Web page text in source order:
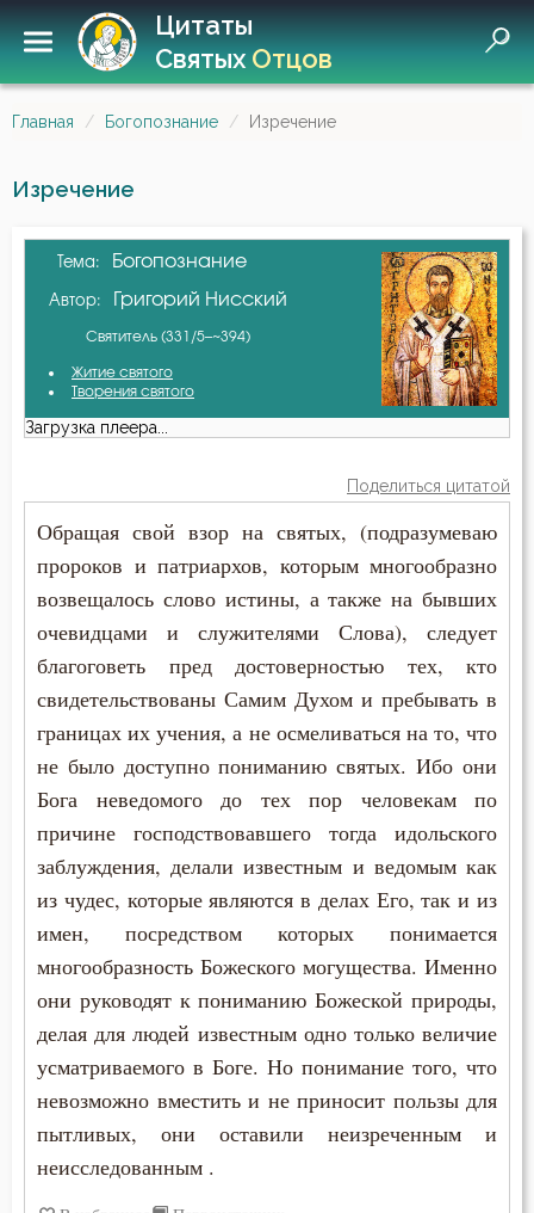
Цитаты
СвятыхОтцов
Главная Богопознание Изречение
Изречение
Тема: Богопознание
Автор: Григорий Нисский
Святитель (331/5–~394)
Житие святого
Творения святого
Загрузка плеера...
Поделиться цитатой
Обращая свой взор на святых, (подразумеваю
пророков и патриархов, которым многообразно
возвещалось слово истины, а также на бывших
очевидцами и служителями Слова), следует
благоговеть пред достоверностью тех, кто
свидетельствованы Самим Духом и пребывать в
границах их учения, а не осмеливаться на то, что
не было доступно пониманию святых. Ибо они
Бога неведомого до тех пор человекам по
причине господствовавшего тогда идольского
заблуждения, делали известным и ведомым как
из чудес, которые являются в делах Его, так и из
имен, посредством которых понимается
многообразность Божеского могущества. Именно
они руководят к пониманию Божеской природы,
делая для людей известным одно только величие
усматриваемого в Боге. Но понимание того, что
невозможно вместить и не приносит пользы для
пытливых, они оставили неизреченным и
неисследованным .